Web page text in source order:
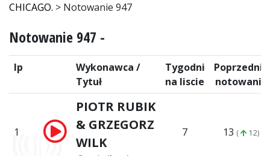
CHICAGO. > Notowanie 947
Notowanie 947 -
lp
Wykonawca /
Tytuł
Tygodni
na liscie
Poprzednie
notowanie
1
PIOTR RUBIK
& GRZEGORZ
WILK
7 13 ( 12)